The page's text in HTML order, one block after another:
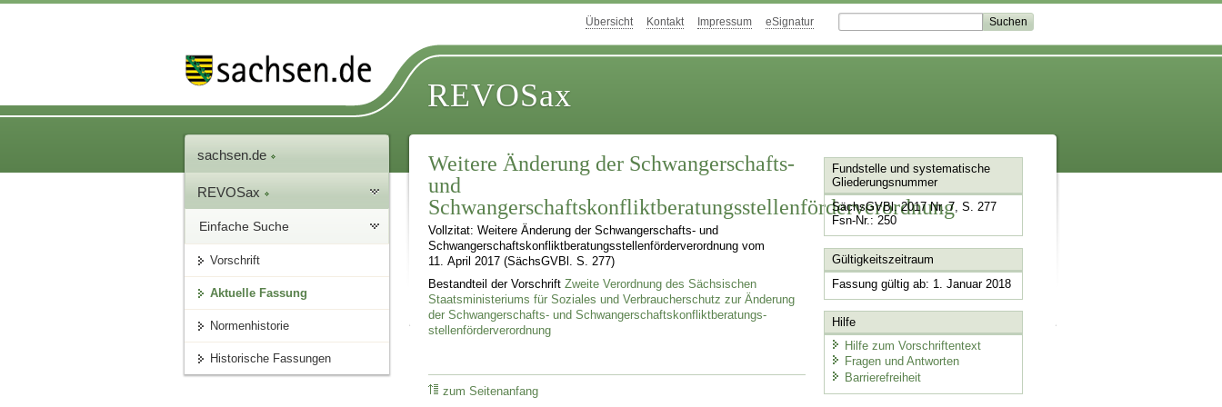
Übersicht Kontakt Impressum eSignatur
REVOSax
sachsen.de
REVOSax
Einfache Suche
Vorschrift
Aktuelle Fassung
Normenhistorie
Historische Fassungen
Weitere Änderung der Schwangerschafts-
und
Schwangerschaftskonfliktberatungsstellenförderverordnung
Vollzitat: Weitere Änderung der Schwangerschafts- und
Schwangerschaftskonfliktberatungsstellenförderverordnung vom
11. April 2017 (SächsGVBl. S. 277)
Bestandteil der VorschriftZweite Verordnung des Sächsischen
Staatsministeriums für Soziales und Verbraucherschutz zur Änderung
der Schwangerschafts- und Schwangerschaftskonfliktberatungs-
stellenförderverordnung
zum Seitenanfang
Fundstelle und systematische
Gliederungsnummer
SächsGVBl. 2017 Nr. 7, S. 277
Fsn-Nr.: 250
Gültigkeitszeitraum
Fassung gültig ab: 1. Januar 2018
Hilfe
Hilfe zum Vorschriftentext
Fragen und Antworten
Barrierefreiheit